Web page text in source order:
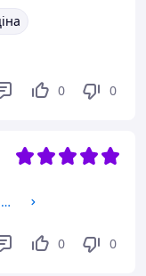
0 0
Натяжна стеля (1,5м*3м) Своїми Руками БІЛА МАТОВА. Натяжна стеля Зроби Сам комплект №14
0 0